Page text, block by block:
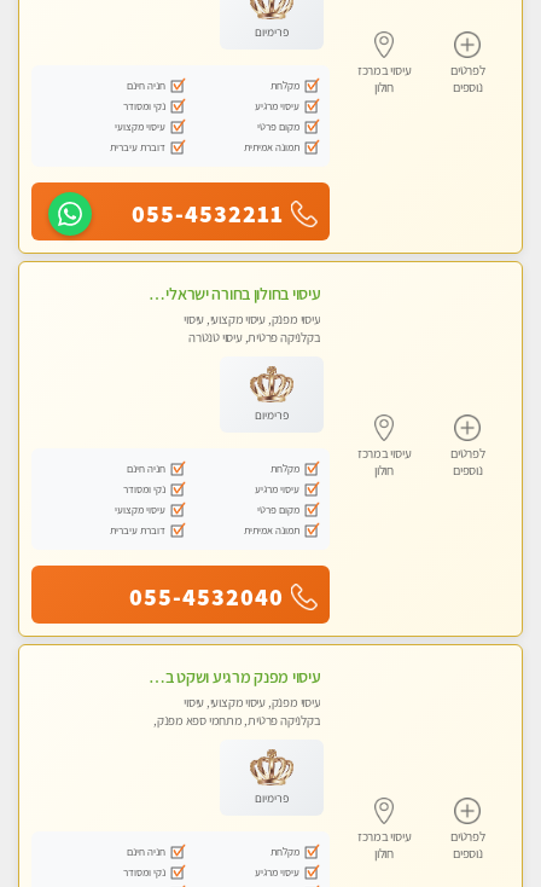
לפרטים
נוספים
עיסוי במרכז
חולון
פרימיום
מקלחת
חניה חינם
עיסוי מרגיע
נקי ומסודר
מקום פרטי
עיסוי מקצועי
תמונה אמיתית
דוברת עיברית
055-4532211
לפרטים
נוספים
עיסוי במרכז
חולון
עיסוי בחולון בחורה ישראלית תעסה אותך בעיסוי מיקצועי
עיסוי מפנק, עיסוי מקצועי, עיסוי
בקלניקה פרטית, עיסוי טנטרה
פרימיום
מקלחת
חניה חינם
עיסוי מרגיע
נקי ומסודר
מקום פרטי
עיסוי מקצועי
תמונה אמיתית
דוברת עיברית
055-4532040
לפרטים
נוספים
עיסוי במרכז
חולון
עיסוי מפנק מרגיע ושקט במקום מדהים עיסוי מושקע מאוד
עיסוי מפנק, עיסוי מקצועי, עיסוי
בקלניקה פרטית, מתחמי ספא מפנק,
פרימיום
מקלחת
חניה חינם
עיסוי מרגיע
נקי ומסודר